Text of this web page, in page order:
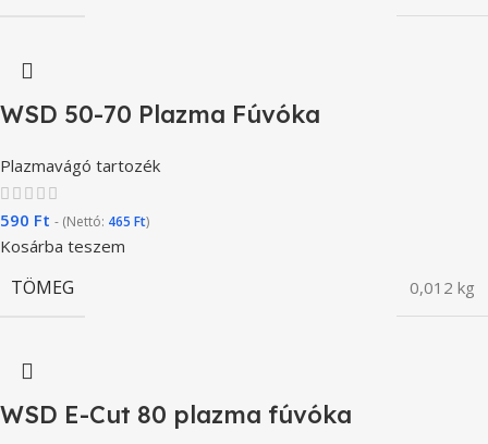
WSD 50-70 Plazma Fúvóka
Plazmavágó tartozék
590 Ft - (Nettó: 465 Ft)
Kosárba teszem
TÖMEG 0,012 kg
WSD E-Cut 80 plazma fúvóka